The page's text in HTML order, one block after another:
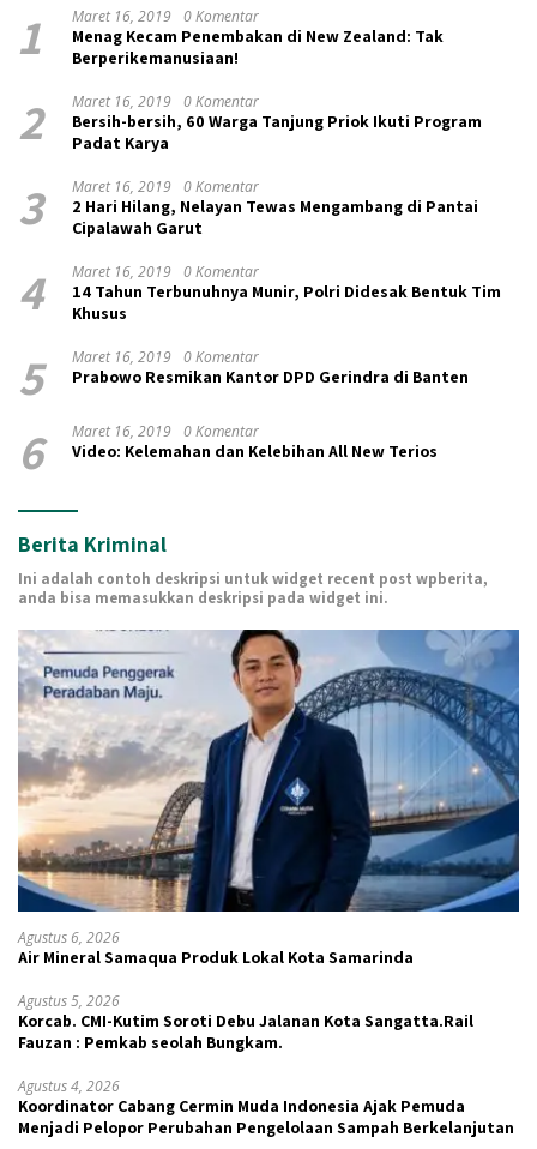
1 Maret 16, 2019 0 Komentar
Menag Kecam Penembakan di New Zealand: Tak
Berperikemanusiaan!
2 Maret 16, 2019 0 Komentar
Bersih-bersih, 60 Warga Tanjung Priok Ikuti Program
Padat Karya
3 Maret 16, 2019 0 Komentar
2 Hari Hilang, Nelayan Tewas Mengambang di Pantai
Cipalawah Garut
4 Maret 16, 2019 0 Komentar
14 Tahun Terbunuhnya Munir, Polri Didesak Bentuk Tim
Khusus
5 Maret 16, 2019 0 Komentar
Prabowo Resmikan Kantor DPD Gerindra di Banten
6 Maret 16, 2019 0 Komentar
Video: Kelemahan dan Kelebihan All New Terios
Berita Kriminal
Ini adalah contoh deskripsi untuk widget recent post wpberita,
anda bisa memasukkan deskripsi pada widget ini.
Agustus 6, 2026
Air Mineral Samaqua Produk Lokal Kota Samarinda
Agustus 5, 2026
Korcab. CMI-Kutim Soroti Debu Jalanan Kota Sangatta.Rail
Fauzan : Pemkab seolah Bungkam.
Agustus 4, 2026
Koordinator Cabang Cermin Muda Indonesia Ajak Pemuda
Menjadi Pelopor Perubahan Pengelolaan Sampah Berkelanjutan